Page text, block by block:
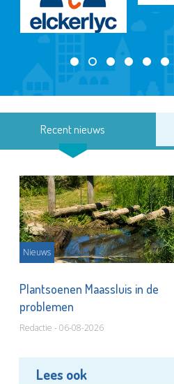
Recent nieuws
Nieuws
Plantsoenen Maassluis in de
problemen
Redactie - 06-08-2026
Lees ook